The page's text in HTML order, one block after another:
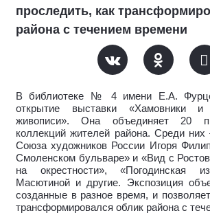
проследить, как
района с течением времени
В библиотеке № 4 имени Е.А.
открытие выставки «Хамовники и
живописи». Она объединяет 20
коллекций жителей района. Среди
Союза художников России Игоря
Смоленском бульваре» и «Вид с
на окрестности», «Погодинская
Масютиной и другие. Экспозиция
созданные в разное время, и
трансформировался облик района с